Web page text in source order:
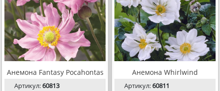
Анемона Fantasy Pocahontas
Артикул:60813
Анемона Whirlwind
Артикул:60811